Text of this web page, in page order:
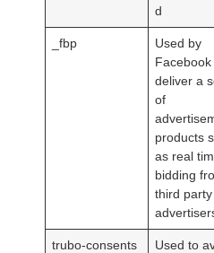
d
_fbp
Used by
Facebook
deliver a
of
products
as real
bidding
third party
trubo-consents
Used to